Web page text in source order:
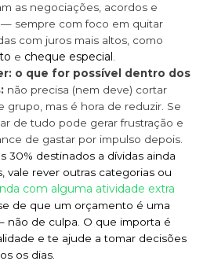
as negociações, acordos e
sempre com foco em quitar
com juros mais altos, como
e cheque especial .
o que for possível dentro dos
não precisa (nem deve) cortar
grupo, mas é hora de reduzir. Se
de tudo pode gerar frustração e
de gastar por impulso depois.
30% destinados a dívidas ainda
vale rever outras categorias ou
com alguma atividade extra
de que um orçamento é uma
não de culpa. O que importa é
e te ajude a tomar decisões
os dias.